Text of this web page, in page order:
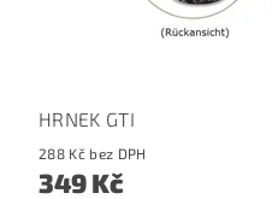
HRNEK GTI
288 Kč bez DPH
349 Kč